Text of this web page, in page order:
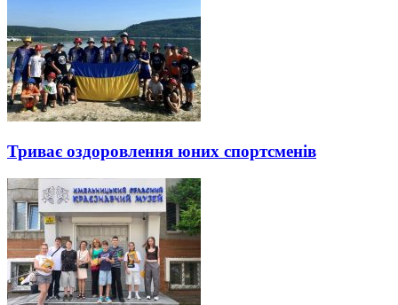
Триває оздоровлення юних спортсменів